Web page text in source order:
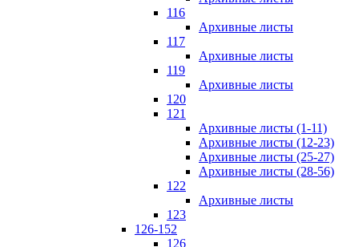
116
Архивные листы
117
Архивные листы
119
Архивные листы
120
121
Архивные листы (1-11)
Архивные листы (12-23)
Архивные листы (25-27)
Архивные листы (28-56)
122
Архивные листы
123
126-152
126